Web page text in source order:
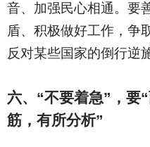
音、加强民心相通。要
盾、积极做好工作，争
反对某些国家的倒行逆施
六、“不要着急”，要
筋，有所分析”